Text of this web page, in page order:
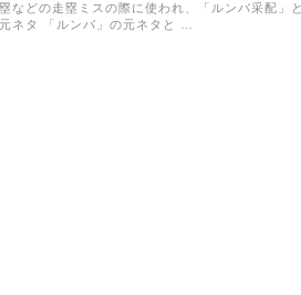
などの走塁ミスの際に使われ、「ルンバ采配」
ネタ 「ルンバ」の元ネタと …